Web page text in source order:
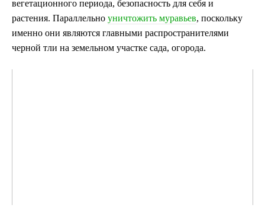
вегетационного периода, безопасность для себя и
растения. Параллельно уничтожить муравьев, поскольку
именно они являются главными распространителями
черной тли на земельном участке сада, огорода.